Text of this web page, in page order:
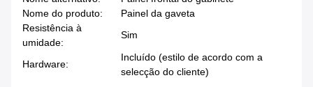
Nome do produto:
Painel da gaveta
Resistência à
umidade:
Sim
Hardware:
Incluído (estilo de acordo com a
selecção do cliente)